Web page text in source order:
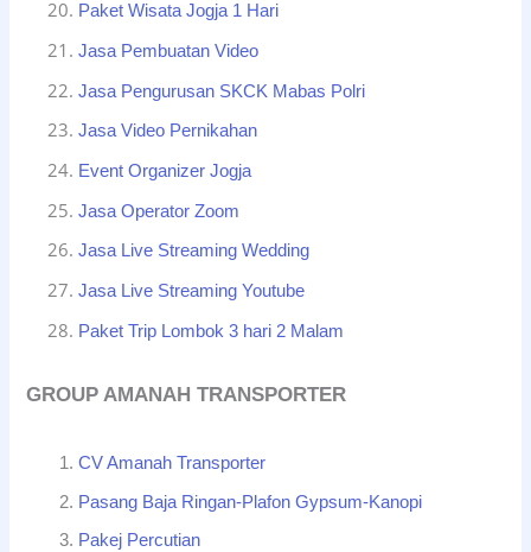
Paket Wisata Jogja 1 Hari
Jasa Pembuatan Video
Jasa Pengurusan SKCK Mabas Polri
Jasa Video Pernikahan
Event Organizer Jogja
Jasa Operator Zoom
Jasa Live Streaming Wedding
Jasa Live Streaming Youtube
Paket Trip Lombok 3 hari 2 Malam
GROUP AMANAH TRANSPORTER
CV Amanah Transporter
Pasang Baja Ringan-Plafon Gypsum-Kanopi
Pakej Percutian